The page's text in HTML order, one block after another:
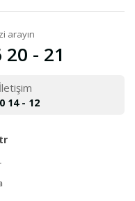
arayın
- 21
14 - 12